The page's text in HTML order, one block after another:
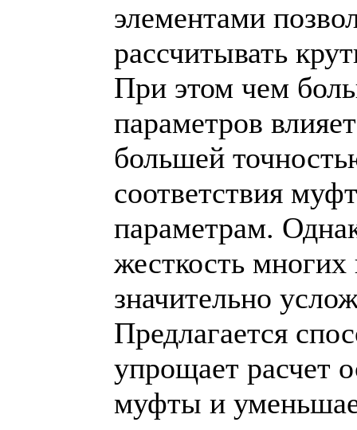
элементами
рассчитывать
При этом чем
параметров
большей
соответствия
параметрам.
жесткость многих
значительно
Предлагается
упрощает расчет
муфты и